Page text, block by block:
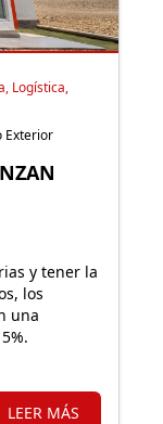
Logística,
Exterior
y tener la
los
una
LEER MÁS